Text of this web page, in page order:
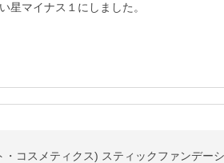
星マイナス１にしました。
コスメティクス) スティックファンデー